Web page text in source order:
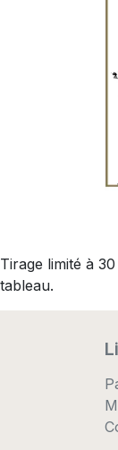
Tirage limité à
tableau.